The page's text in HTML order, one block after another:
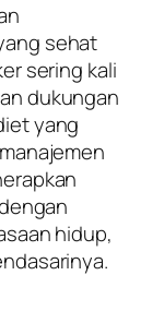
sehat
sering kali
dukungan
yang
hidup,